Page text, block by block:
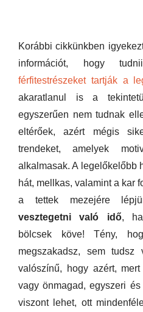
Korábbi cikkünkben
információt, hogy
férfitestrészeket tartják a
akaratlanul is a
egyszerűen nem tudnak
eltérőek, azért mégis
trendeket, amelyek
alkalmasak. A legelőkelőbb
hát, mellkas, valamint a kar
a tettek mezejére
vesztegetni való idő, ha
bölcsek köve! Tény,
megszakadsz, sem
valószínű, hogy azért,
vagy önmagad, egyszeri és
viszont lehet, ott